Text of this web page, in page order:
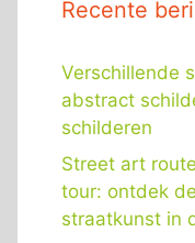
Recente
Verschillende
abstract
schilderen
Street art
tour: ontdek
straatkunst in